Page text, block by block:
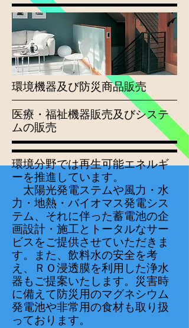
環境機器及び防災商品販売
医療・福祉機器販売及びシステ
ムの販売
環境分野では再生可能エネルギ
ーを推進しています。
太陽光発電ステムや風力・水
力・地熱・バイオマス発電シス
テム、それに伴った蓄電池の企
画設計・施工とトータルなサー
ビスをご提供させていただきま
す。
また、飲料水の安全を考
え、ＲＯ浸透膜を利用した浄水
器もご提案いたします。災害時
に備えて防災用のマグネシウム
発電池や非常用の食材も取り扱
っております。